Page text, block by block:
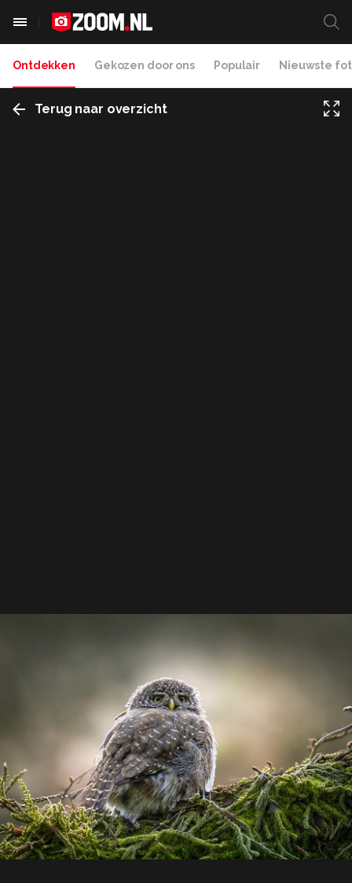
Ontdekken Gekozen door ons Populair Nieuwste
Terug naar overzicht